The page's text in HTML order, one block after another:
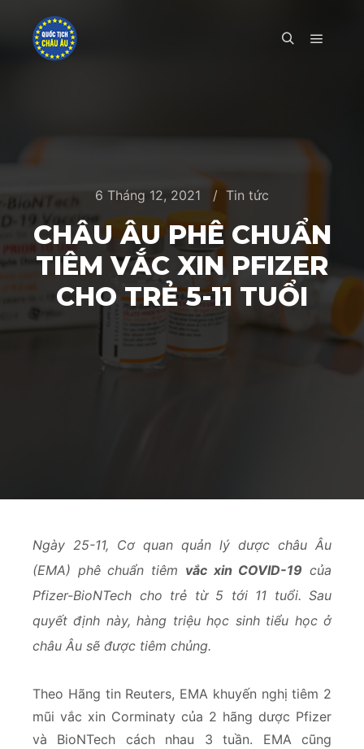
6 Tháng 12, 2021 Tin tức
CHÂU ÂU PHÊ CHUẨN
TIÊM VẮC XIN PFIZER
CHO TRẺ 5-11 TUỔI
Ngày 25-11, Cơ quan quản lý dược châu Âu
(EMA) phê chuẩn tiêm vắc xin COVID-19 của
Pfizer-BioNTech cho trẻ từ 5 tới 11 tuổi. Sau
quyết định này, hàng triệu học sinh tiểu học ở
châu Âu sẽ được tiêm chủng.
Theo Hãng tin Reuters, EMA khuyến nghị tiêm 2
mũi vắc xin Corminaty của 2 hãng dược Pfizer
và BioNTech cách nhau 3 tuần. EMA cũng